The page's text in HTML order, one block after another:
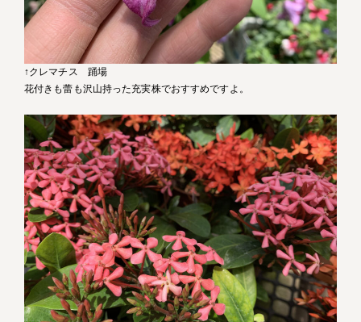
↑クレマチス 踊場
花付きも蕾も沢山持った充実株でおすすめですよ。